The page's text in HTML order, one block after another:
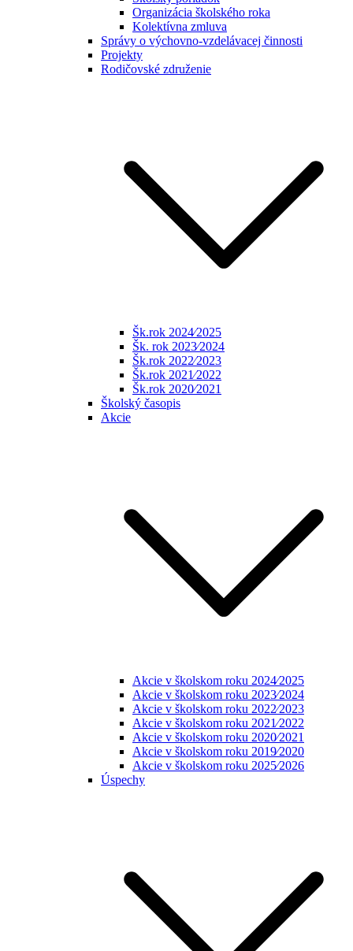
Organizácia školského roka
Kolektívna zmluva
Správy o výchovno-vzdelávacej činnosti
Projekty
Rodičovské združenie
Šk.rok 2024⁄2025
Šk. rok 2023⁄2024
Šk.rok 2022⁄2023
Šk.rok 2021⁄2022
Šk.rok 2020⁄2021
Školský časopis
Akcie
Akcie v školskom roku 2024⁄2025
Akcie v školskom roku 2023⁄2024
Akcie v školskom roku 2022⁄2023
Akcie v školskom roku 2021⁄2022
Akcie v školskom roku 2020⁄2021
Akcie v školskom roku 2019⁄2020
Akcie v školskom roku 2025⁄2026
Úspechy